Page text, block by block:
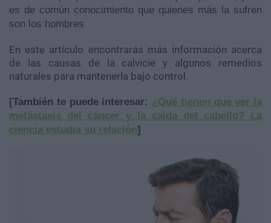
es de común conocimiento que quienes más la sufren
son los hombres
En este artículo encontrarás más información acerca
de las causas de la calvicie y algunos remedios
naturales para mantenerla bajo control.
[También te puede interesar: ¿Qué tienen que ver la
metástasis del cáncer y la caída del cabello? La
ciencia estudia su relación]